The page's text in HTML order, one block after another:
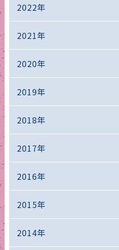
2022年
2021年
2020年
2019年
2018年
2017年
2016年
2015年
2014年